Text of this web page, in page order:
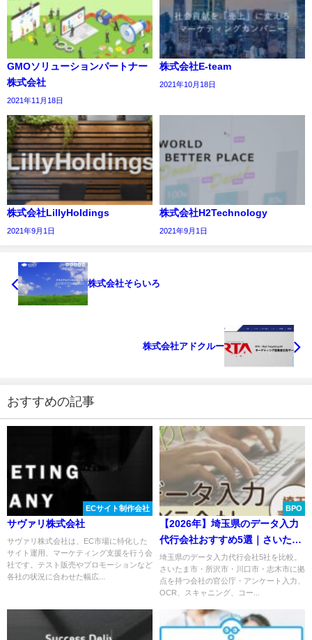
GMOソリューションパートナー
株式会社
2021年11月18日
株式会社E-team
2021年10月18日
株式会社LillyHoldings
2021年9月1日
株式会社H2Technology
2021年9月1日
株式会社そらいろ
株式会社アドクルー
おすすめの記事
ECサイト制作会社
サヴァリ株式会社
サヴァリ株式会社は、EC市場に特化した
サイト運用、マーケティング支援を行う会
社です。テスト販売やプロモーションなど
各社の状況に合わせた幅広...
BPO
【2026年】埼玉県のデータ入力
代行会社おすすめ5選｜さいた
ま・所沢・川口を比較
埼玉県のデータ入力代行会社5社を比較。
さいたま市・所沢市・川口市・志木市に拠
点を持つ会社の官公庁・アンケート入力、
OCR、スキャニング、コー...